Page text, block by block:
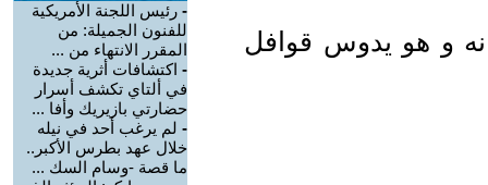
و هو يدوس قوافل
- رئيس اللجنة الأمريكية
للفنون الجميلة: من
المقرر الانتهاء من ...
- اكتشافات أثرية جديدة
في ألتاي تكشف أسرار
حضارتي بازيريك وأفا ...
- لم يرغب أحد في نيله
خلال عهد بطرس الأكبر..
ما قصة -وسام السك ...